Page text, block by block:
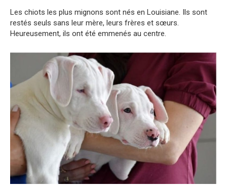
Les chiots les plus mignons sont nés en Louisiane. Ils sont
restés seuls sans leur mère, leurs frères et sœurs.
Heureusement, ils ont été emmenés au centre.